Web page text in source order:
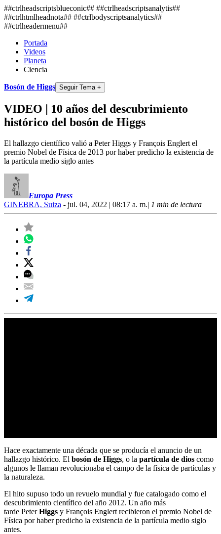
##ctrlheadscriptsblueconic## ##ctrlheadscriptsanalytis##
##ctrlhtmlheadnota## ##ctrlbodyscriptsanalytics##
##ctrlheadermenu##
Portada
Videos
Planeta
Ciencia
Bosón de Higgs Seguir Tema +
VIDEO | 10 años del descubrimiento
histórico del bosón de Higgs
El hallazgo científico valió a Peter Higgs y François Englert el
premio Nobel de Física de 2013 por haber predicho la existencia de
la partícula medio siglo antes
Europa Press
GINEBRA, Suiza - jul. 04, 2022 | 08:17 a. m.| 1 min de lectura
Hace exactamente una década que se producía el anuncio de un
hallazgo histórico. El bosón de Higgs, o la partícula de dios como
algunos le llaman revolucionaba el campo de la física de partículas y
la naturaleza.
El hito supuso todo un revuelo mundial y fue catalogado como el
descubrimiento científico del año 2012. Un año más
tarde PeterHiggs y François Englert recibieron el premio Nobel de
Física por haber predicho la existencia de la partícula medio siglo
antes.